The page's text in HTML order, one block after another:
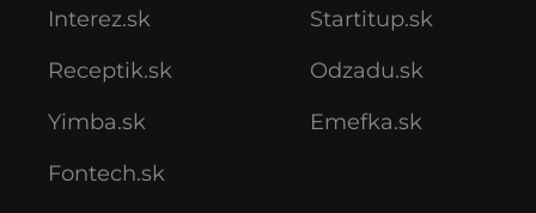
Interez.sk
Receptik.sk
Yimba.sk
Fontech.sk
Startitup.sk
Odzadu.sk
Emefka.sk